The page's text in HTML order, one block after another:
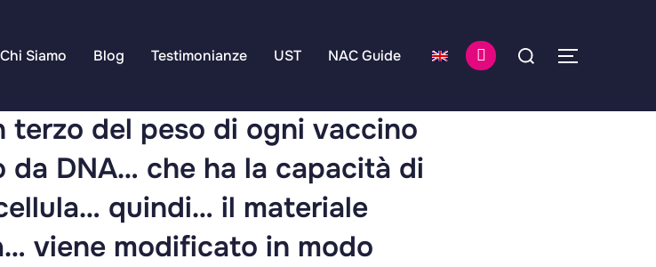
Chi Siamo Blog Testimonianze UST NAC Guide
terzo del peso di ogni vaccino
DNA… che ha la capacità di
quindi… il materiale
viene modificato in modo